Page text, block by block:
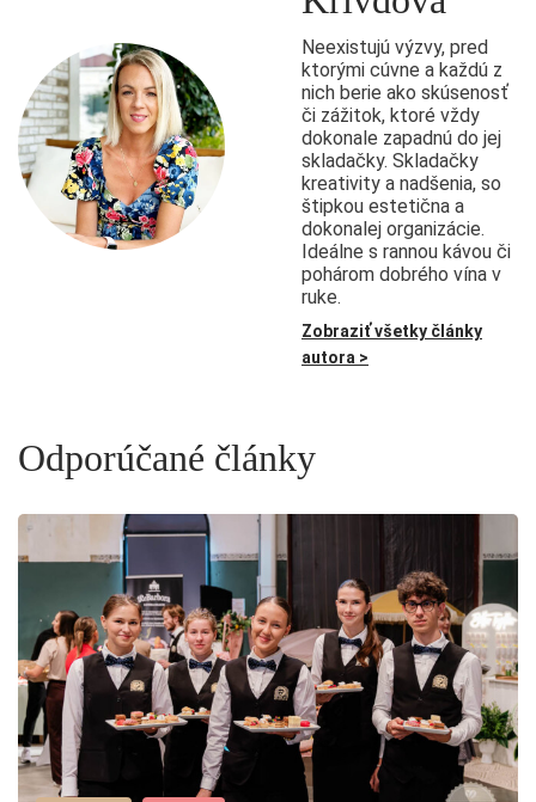
Neexistujú výzvy, pred
ktorými cúvne a každú z
nich berie ako skúsenosť
či zážitok, ktoré vždy
dokonale zapadnú do jej
skladačky. Skladačky
kreativity a nadšenia, so
štipkou estetična a
dokonalej organizácie.
Ideálne s rannou kávou či
pohárom dobrého vína v
ruke.
Zobraziť všetky články
autora >
Odporúčané články